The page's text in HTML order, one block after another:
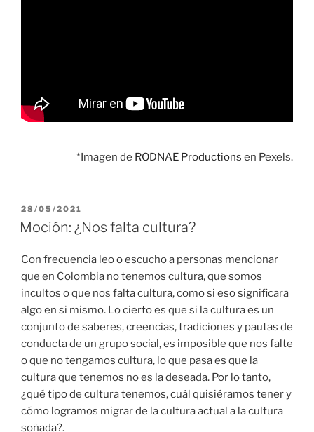
*Imagen de RODNAE Productions en Pexels.
PUBLICADO
EL
28/05/2021
Moción: ¿Nos falta cultura?
Con frecuencia leo o escucho a personas mencionar
que en Colombia no tenemos cultura, que somos
incultos o que nos falta cultura, como si eso significara
algo en si mismo. Lo cierto es que si la cultura es un
conjunto de saberes, creencias, tradiciones y pautas de
conducta de un grupo social, es imposible que nos falte
o que no tengamos cultura, lo que pasa es que la
cultura que tenemos no es la deseada. Por lo tanto,
¿qué tipo de cultura tenemos, cuál quisiéramos tener y
cómo logramos migrar de la cultura actual a la cultura
soñada?.